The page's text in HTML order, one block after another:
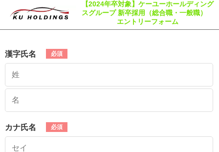
【2024年卒対象】ケーユーホールディング
スグループ 新卒採用（総合職・一般職）
エントリーフォーム
漢字氏名
カナ氏名